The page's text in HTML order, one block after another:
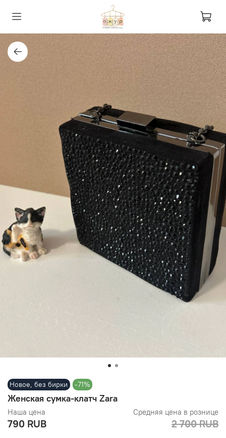
Новое, без бирки -71%
Женская сумка-клатч Zara
Наша цена
790 RUB
Средняя цена в рознице
2 700 RUB